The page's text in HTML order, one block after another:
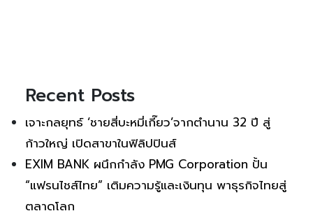
Recent Posts
เจาะกลยุทธ์ ‘ชายสี่บะหมี่เกี๊ยว’จากตำนาน 32 ปี สู่
ก้าวใหญ่ เปิดสาขาในฟิลิปปินส์
EXIM BANK ผนึกกำลัง PMG Corporation ปั้น
“แฟรนไชส์ไทย” เติมความรู้และเงินทุน พาธุรกิจไทยสู่
ตลาดโลก